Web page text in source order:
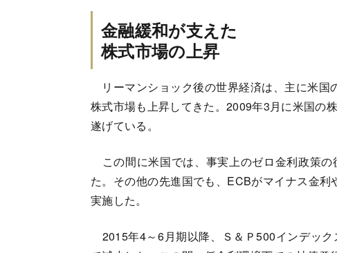
金融緩和が支えた
株式市場の上昇
リーマンショック後の世界経済は、主に米国
株式市場も上昇してきた。2009年3月に米国の
遂げている。
この間に米国では、事実上のゼロ金利政策
た。その他の先進国でも、ECBがマイナス金
実施した。
2015年4～6月期以降、Ｓ＆Ｐ500インデッ